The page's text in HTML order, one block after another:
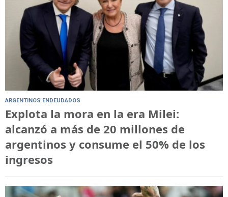
ARGENTINOS ENDEUDADOS
Explota la mora en la era Milei:
alcanzó a más de 20 millones de
argentinos y consume el 50% de los
ingresos